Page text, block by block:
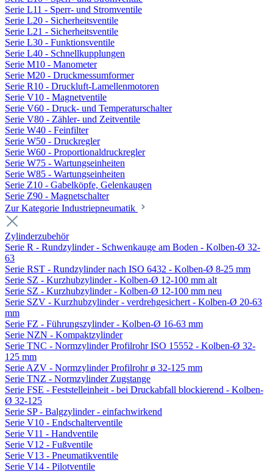
Serie L11 - Sperr- und Stromventile
Serie L20 - Sicherheitsventile
Serie L21 - Sicherheitsventile
Serie L30 - Funktionsventile
Serie L40 - Schnellkupplungen
Serie M10 - Manometer
Serie M20 - Druckmessumformer
Serie R10 - Druckluft-Lamellenmotoren
Serie V10 - Magnetventile
Serie V60 - Druck- und Temperaturschalter
Serie V80 - Zähler- und Zeitventile
Serie W40 - Feinfilter
Serie W50 - Druckregler
Serie W60 - Proportionaldruckregler
Serie W75 - Wartungseinheiten
Serie W85 - Wartungseinheiten
Serie Z10 - Gabelköpfe, Gelenkaugen
Serie Z90 - Magnetschalter
Zur Kategorie Industriepneumatik
Zylinderzubehör
Serie R - Rundzylinder - Schwenkauge am Boden - Kolben-Ø 32-
63
Serie RST - Rundzylinder nach ISO 6432 - Kolben-Ø 8-25 mm
Serie SZ - Kurzhubzylinder - Kolben-Ø 12-100 mm alt
Serie SZ - Kurzhubzylinder - Kolben-Ø 12-100 mm neu
Serie SZV - Kurzhubzylinder - verdrehgesichert - Kolben-Ø 20-63
mm
Serie FZ - Führungszylinder - Kolben-Ø 16-63 mm
Serie NZN - Kompaktzylinder
Serie TNC - Normzylinder Profilrohr ISO 15552 - Kolben-Ø 32-
125 mm
Serie AZV - Normzylinder Profilrohr ø 32-125 mm
Serie TNZ - Normzylinder Zugstange
Serie FSE - Feststelleinheit - bei Druckabfall blockierend - Kolben-
Ø 32-125
Serie SP - Balgzylinder - einfachwirkend
Serie V10 - Endschalterventile
Serie V11 - Handventile
Serie V12 - Fußventile
Serie V13 - Pneumatikventile
Serie V14 - Pilotventile